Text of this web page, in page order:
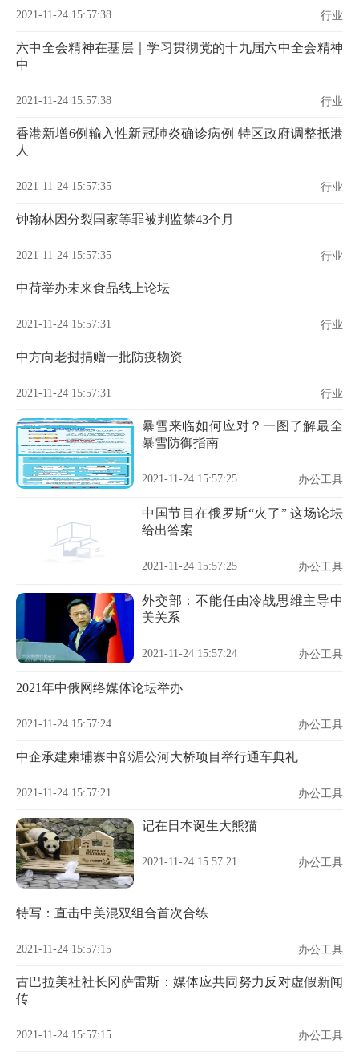
2021-11-24 15:57:38 行业
六中全会精神在基层｜学习贯彻党的十九届六中全会精神
中
2021-11-24 15:57:38 行业
香港新增6例输入性新冠肺炎确诊病例 特区政府调整抵港
人
2021-11-24 15:57:35 行业
钟翰林因分裂国家等罪被判监禁43个月
2021-11-24 15:57:35 行业
中荷举办未来食品线上论坛
2021-11-24 15:57:31 行业
中方向老挝捐赠一批防疫物资
2021-11-24 15:57:31 行业
暴雪来临如何应对？一图了解最全
暴雪防御指南
2021-11-24 15:57:25 办公工具
中国节目在俄罗斯“火了” 这场论坛
给出答案
2021-11-24 15:57:25 办公工具
外交部：不能任由冷战思维主导中
美关系
2021-11-24 15:57:24 办公工具
2021年中俄网络媒体论坛举办
2021-11-24 15:57:24 办公工具
中企承建柬埔寨中部湄公河大桥项目举行通车典礼
2021-11-24 15:57:21 办公工具
记在日本诞生大熊猫
2021-11-24 15:57:21 办公工具
特写：直击中美混双组合首次合练
2021-11-24 15:57:15 办公工具
古巴拉美社社长冈萨雷斯：媒体应共同努力反对虚假新闻
传
2021-11-24 15:57:15 办公工具